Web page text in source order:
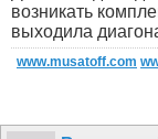
возникать
выходила
www.musatoff.com